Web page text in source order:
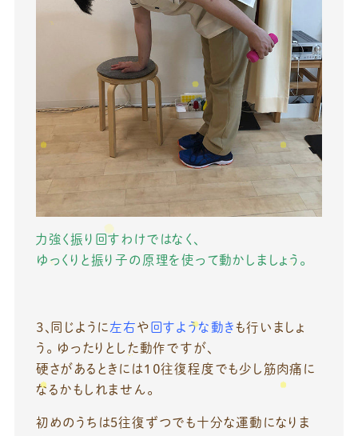
力強く振り回すわけではなく、
ゆっくりと振り子の原理を使って動かしましょう。
３、同じように左右や 回すような動きも行いましょ
う。 ゆったりとした動作ですが、
硬さがあるときには１０往復程度でも少し筋肉痛に
なるかもしれません。
初めのうちは5往復ずつでも十分な運動になりま